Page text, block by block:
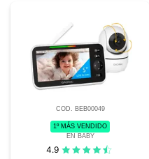
COD. BEB00049
1º MÁS VENDIDO
EN BABY
4.9